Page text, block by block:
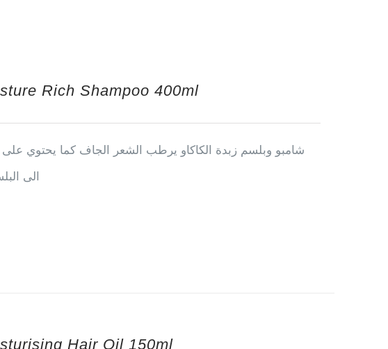
Rich Shampoo 400ml
شامبو وبلسم زبدة الكاكاو يرطب الشعر الجاف كما يحتوي على
الى
Hair Oil 150ml